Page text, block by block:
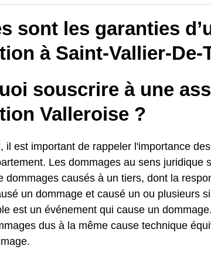
sont les garanties
à Saint-Vallier-De-
souscrire à une
Valleroise ?
il est important de rappeler l'importance
Les dommages au sens juridique
dommages causés à un tiers, dont la
un dommage et causé un ou plusieurs
est un événement qui cause un
dus à la même cause technique